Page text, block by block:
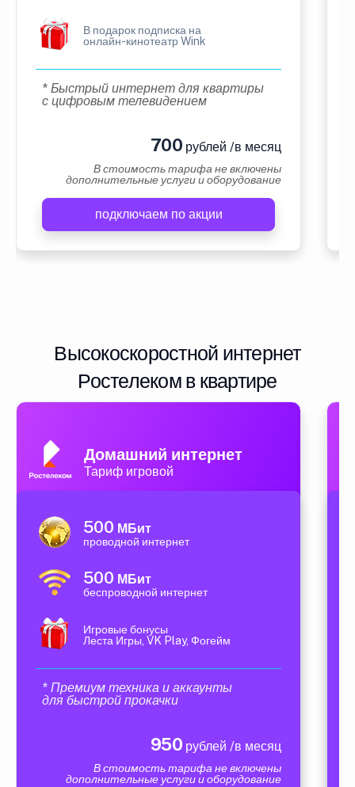
В подарок подписка на
онлайн-кинотеатр Wink
* Быстрый интернет для квартиры
с цифровым телевидением
700 рублей /в месяц
В стоимость тарифа не включены
дополнительные услуги и оборудование
подключаем по акции
Высокоскоростной интернет
Ростелеком в квартире
Домашний интернет
Тариф игровой
500 МБит
проводной интернет
500 МБит
беспроводной интернет
Игровые бонусы
Леста Игры, VK Play, Фогейм
* Премиум техника и аккаунты
для быстрой прокачки
950 рублей /в месяц
В стоимость тарифа не включены
дополнительные услуги и оборудование